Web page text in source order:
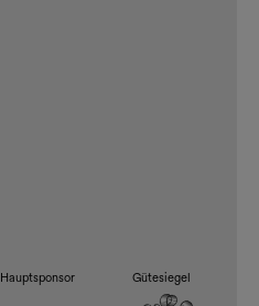
Hauptsponsor Gütesiegel